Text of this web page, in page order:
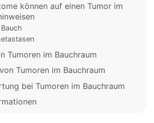
können auf einen Tumor im
Tumoren im Bauchraum
Tumoren im Bauchraum
bei Tumoren im Bauchraum